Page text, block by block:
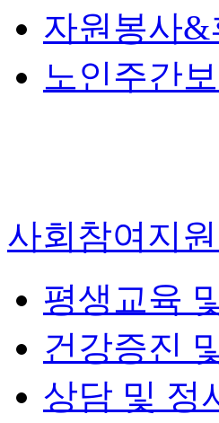
자원봉사&
노인주간
사회참여지
평생교육
건강증진
상담 및 정